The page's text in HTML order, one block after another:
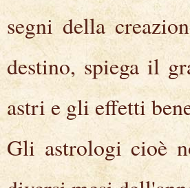
segni della
destino, spiega il
astri e gli effetti
Gli astrologi cioè